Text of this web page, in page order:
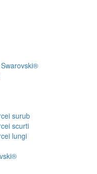
surub
scurti
lungi